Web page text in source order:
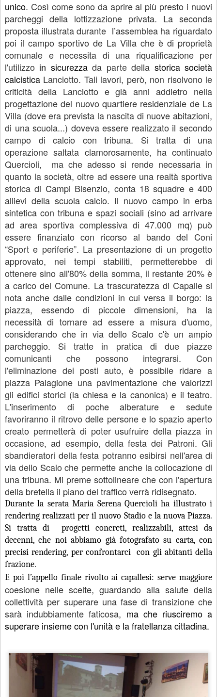
unico. Così come sono da aprire al più presto i nuovi
parcheggi della lottizzazione privata. La seconda
proposta illustrata durante l’assemblea ha riguardato
poi il campo sportivo de La Villa che è di proprietà
comunale e necessita di una riqualificazione per
l'utilizzo in sicurezza da parte della storica società
calcistica Lanciotto. Tali lavori, però, non risolvono le
criticità della Lanciotto e già anni addietro nella
progettazione del nuovo quartiere residenziale de La
Villa (dove era prevista la nascita di nuove abitazioni,
di una scuola...) doveva essere realizzato il secondo
campo di calcio con tribuna. Si tratta di una
operazione saltata clamorosamente, ha continuato
Quercioli,
ma che adesso si rende necessaria in
quanto la società, oltre ad essere una realtà sportiva
storica di Campi Bisenzio, conta 18 squadre e 400
allievi della scuola calcio. Il nuovo campo in erba
sintetica con tribuna e spazi sociali (sino ad arrivare
ad area sportiva complessiva di 47.000 mq) può
essere finanziato con ricorso al bando del Coni
“Sport e periferie”. La presentazione di un progetto
approvato, nei tempi stabiliti, permetterebbe di
ottenere sino all'80% della somma, il restante 20% è
a carico del Comune. La trascuratezza di Capalle si
nota anche dalle condizioni in cui versa il borgo: la
piazza, essendo di piccole dimensioni, ha la
necessità di tornare ad essere a misura d'uomo,
considerando che in via dello Scalo c'è un ampio
parcheggio. Si tratte in pratica di due piazze
comunicanti che possono integrarsi. Con
l'eliminazione dei posti auto, è possibile ridare a
piazza Palagione una pavimentazione che valorizzi
gli edifici storici (la chiesa e la canonica) e il teatro.
L'inserimento di poche alberature e sedute
favoriranno il ritrovo delle persone e lo spazio aperto
creato permetterà di poter usufruire della piazza in
occasione, ad esempio, della festa dei Patroni. Gli
sbandieratori della festa potranno esibirsi nell'area di
via dello Scalo che permette anche la collocazione di
una tribuna. Mi preme sottolineare che con l'apertura
della bretella il piano del traffico verrà ridisegnato.
Durante la serata Maria Serena Quercioli ha illustrato i
rendering realizzati per il nuovo Stadio e la nuova Piazza.
Si tratta di
progetti concreti, realizzabili, attesi da
decenni, che noi abbiamo già fotografato su carta, con
precisi rendering, per confrontarci con gli abitanti della
frazione.
E poi l’appello finale rivolto ai capallesi: serve maggiore
coesione nelle scelte, guardando alla salute della
collettività per superare una fase di transizione che
sarà indubbiamente faticosa, ma che riusciremo a
superare insieme con l'unità e la fratellanza cittadina.